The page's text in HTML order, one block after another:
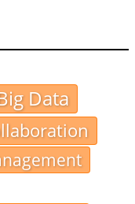
Data